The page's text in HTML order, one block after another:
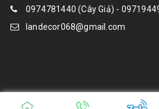
0974781440 (Cây Giả) -
landecor068@gmail.com